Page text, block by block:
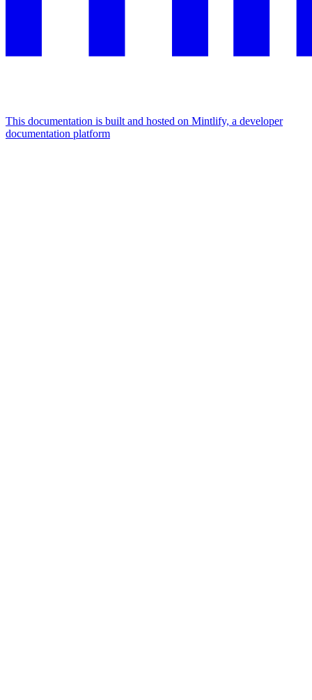
This documentation is built and hosted on Mintlify, a developer
documentation platform